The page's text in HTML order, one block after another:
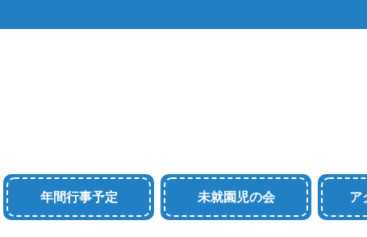
年間行事予定 未就園児の会 ア